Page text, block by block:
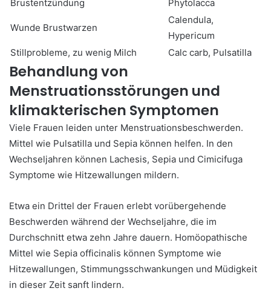
Brustentzündung Phytolacca
Wunde Brustwarzen
Calendula,
Hypericum
Stillprobleme, zu wenig Milch
Calc carb, Pulsatilla
Behandlung von
Menstruationsstörungen und
klimakterischen Symptomen
Viele Frauen leiden unter Menstruationsbeschwerden.
Mittel wie Pulsatilla und Sepia können helfen. In den
Wechseljahren können Lachesis, Sepia und Cimicifuga
Symptome wie Hitzewallungen mildern.
Etwa ein Drittel der Frauen erlebt vorübergehende
Beschwerden während der Wechseljahre, die im
Durchschnitt etwa zehn Jahre dauern. Homöopathische
Mittel wie Sepia officinalis können Symptome wie
Hitzewallungen, Stimmungsschwankungen und Müdigkeit
in dieser Zeit sanft lindern.